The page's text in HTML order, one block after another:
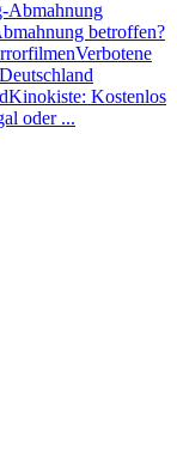
betroffen?
Verbotene
Kinokiste: Kostenlos
oder ...